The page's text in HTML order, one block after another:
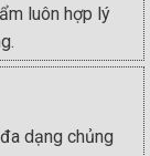
luôn hợp lý
dạng chủng